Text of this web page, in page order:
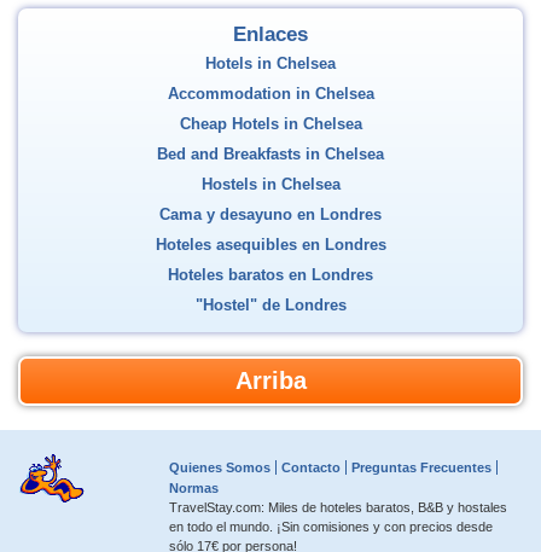
Enlaces
Hotels in Chelsea
Accommodation in Chelsea
Cheap Hotels in Chelsea
Bed and Breakfasts in Chelsea
Hostels in Chelsea
Cama y desayuno en Londres
Hoteles asequibles en Londres
Hoteles baratos en Londres
"Hostel" de Londres
Arriba
Quienes Somos Contacto
Preguntas Frecuentes
Normas
TravelStay.com: Miles de hoteles baratos, B&B y hostales
en todo el mundo. ¡Sin comisiones y con precios desde
sólo 17€ por persona!